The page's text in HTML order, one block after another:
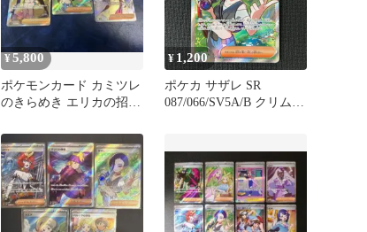
¥5,800
ポケモンカード カミツレ
のきらめき エリカの招
ト
¥ 1,200
ポケカ サザレ SR
087/066/SV5A/B クリムゾ